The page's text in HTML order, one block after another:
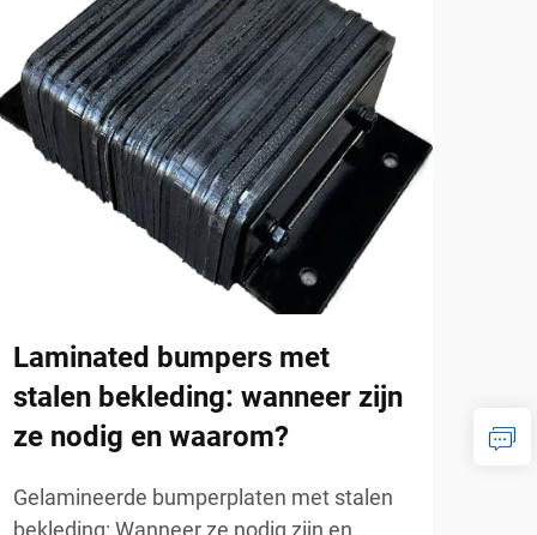
Laminated bumpers met
stalen bekleding: wanneer zijn
ze nodig en waarom?
Gelamineerde bumperplaten met stalen
bekleding: Wanneer ze nodig zijn en